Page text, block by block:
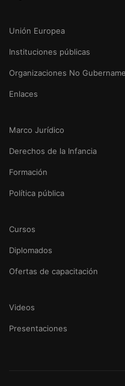
Unión Europea
Instituciones públicas
Organizaciones No
Enlaces
Marco Jurídico
Derechos de la Infancia
Formación
Política pública
Cursos
Diplomados
Ofertas de capacitación
Videos
Presentaciones